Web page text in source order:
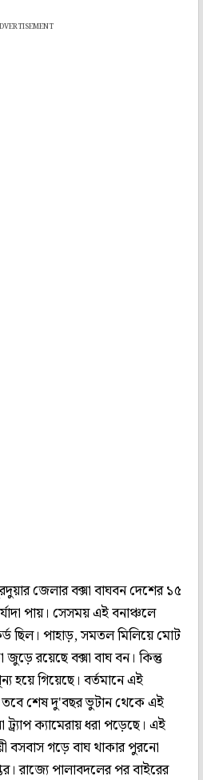
জেলার বক্সা বাঘবন দেশের ১৫
পায়। সেসময় এই বনাঞ্চলে
ছিল। পাহাড়, সমতল মিলিয়ে মোট
রয়েছে বক্সা বাঘ বন। কিন্তু
হয়ে গিয়েছে। বর্তমানে এই
শেষ দু'বছর ভুটান থেকে এই
ক্যামেরায় ধরা পড়েছে। এই
বসবাস গড়ে বাঘ থাকার পুরনো
রাজ্যে পালাবদলের পর বাইরের